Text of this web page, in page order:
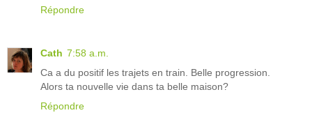
Répondre
Cath 7:58 a.m.
Ca a du positif les trajets en train. Belle progression.
Alors ta nouvelle vie dans ta belle maison?
Répondre